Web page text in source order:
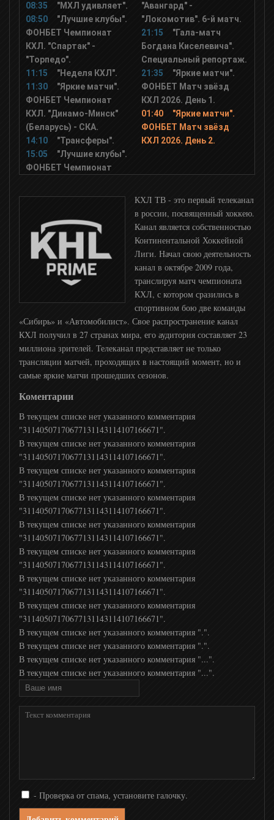
Мир Баскетбола
UDAR
XSport
08:35
"МХЛ удивляет".
08:50
"Лучшие клубы".
ФОНБЕТ Чемпионат
КХЛ. "Спартак" -
"Торпедо".
11:15
"Неделя КХЛ".
11:30
"Яркие матчи".
ФОНБЕТ Чемпионат
КХЛ. "Динамо-Минск"
(Беларусь) - СКА.
14:10
"Трансферы".
15:05
"Лучшие клубы".
ФОНБЕТ Чемпионат
"Авангард" -
"Локомотив". 6-й матч.
21:15
"Гала-матч
Богдана Киселевича".
Специальный репортаж.
21:35
"Яркие матчи".
ФОНБЕТ Матч звёзд
КХЛ 2026. День 1.
01:40
"Яркие матчи".
ФОНБЕТ Матч звёзд
КХЛ 2026. День 2.
КХЛ ТВ - это первый телеканал
в россии, посвященный хоккею.
Канал является собственностью
Континентальной Хоккейной
Лиги. Начал свою деятельность
канал в октябре 2009 года,
транслируя матч чемпионата
КХЛ, с котором сразились в
спортивном бою две команды
«Сибирь» и «Автомобилист». Свое распространение канал
КХЛ получил в 27 странах мира, его аудитория составляет 23
миллиона зрителей. Телеканал представляет не только
трансляции матчей, проходящих в настоящий момент, но и
самые яркие матчи прошедших сезонов.
Коментарии
В текущем списке нет указанного комментария
"31140507170677131143114107166671".
В текущем списке нет указанного комментария
"31140507170677131143114107166671".
В текущем списке нет указанного комментария
"31140507170677131143114107166671".
В текущем списке нет указанного комментария
"31140507170677131143114107166671".
В текущем списке нет указанного комментария
"31140507170677131143114107166671".
В текущем списке нет указанного комментария
"31140507170677131143114107166671".
В текущем списке нет указанного комментария
"31140507170677131143114107166671".
В текущем списке нет указанного комментария
"31140507170677131143114107166671".
В текущем списке нет указанного комментария ".".
В текущем списке нет указанного комментария ".".
В текущем списке нет указанного комментария "...".
В текущем списке нет указанного комментария "...".
- Проверка от спама, установите галочку.